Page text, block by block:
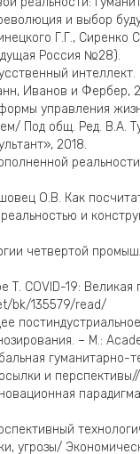
и выбор
Г.Г., Сиренко
Россия №28).
интеллект.
Иванов и Фербер,
управления
Под общ. Ред. В.А.
2018.
О.В. Как
и
четвертой
Т. COVID-19: Великая
bk/135579/read/
– М.:
гуманитарно-
и
угрозы/